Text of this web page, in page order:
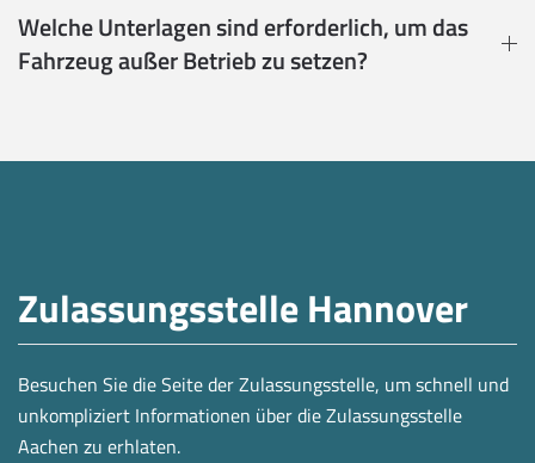
Welche Unterlagen sind erforderlich, um das
Fahrzeug außer Betrieb zu setzen?
Zulassungsstelle Hannover
Besuchen Sie die Seite der Zulassungsstelle, um schnell und
unkompliziert Informationen über die Zulassungsstelle
Aachen zu erhlaten.